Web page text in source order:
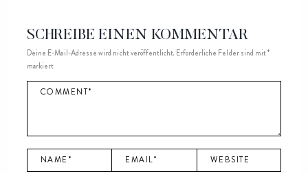
SCHREIBE EINEN KOMMENTAR
Deine E-Mail-Adresse wird nicht veröffentlicht. Erforderliche Felder sind mit*
markiert